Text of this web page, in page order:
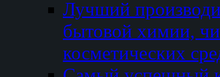
Лучший
бытовой химии,
косметических